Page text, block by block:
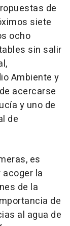
de
siete
ocho
sin salir
Ambiente y
acercarse
y uno de
de
es
la
de la
de
al agua de